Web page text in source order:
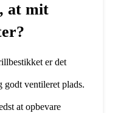
at mit
er det
godt ventileret plads.
at opbevare